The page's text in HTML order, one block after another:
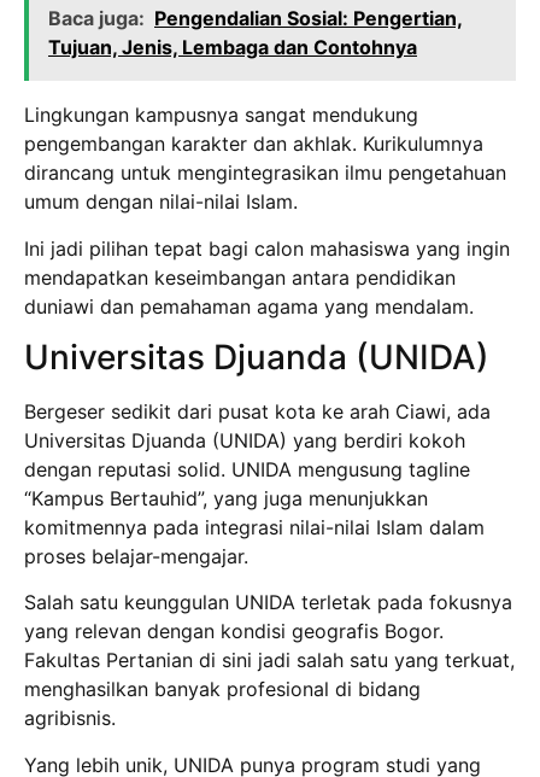
Baca juga: Pengendalian Sosial: Pengertian,
Tujuan, Jenis, Lembaga dan Contohnya
Lingkungan kampusnya sangat mendukung
pengembangan karakter dan akhlak. Kurikulumnya
dirancang untuk mengintegrasikan ilmu pengetahuan
umum dengan nilai-nilai Islam.
Ini jadi pilihan tepat bagi calon mahasiswa yang ingin
mendapatkan keseimbangan antara pendidikan
duniawi dan pemahaman agama yang mendalam.
Universitas Djuanda (UNIDA)
Bergeser sedikit dari pusat kota ke arah Ciawi, ada
Universitas Djuanda (UNIDA) yang berdiri kokoh
dengan reputasi solid. UNIDA mengusung tagline
“Kampus Bertauhid”, yang juga menunjukkan
komitmennya pada integrasi nilai-nilai Islam dalam
proses belajar-mengajar.
Salah satu keunggulan UNIDA terletak pada fokusnya
yang relevan dengan kondisi geografis Bogor.
Fakultas Pertanian di sini jadi salah satu yang terkuat,
menghasilkan banyak profesional di bidang
agribisnis.
Yang lebih unik, UNIDA punya program studi yang